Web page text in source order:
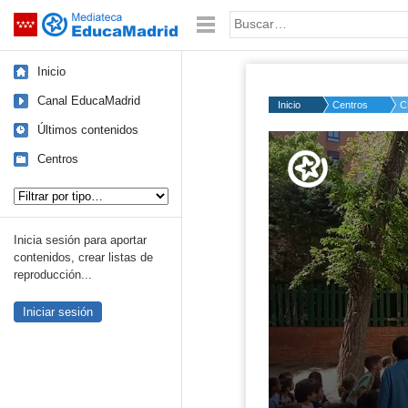
Saltar navegación Palabra o frase:
Inicio
Canal EducaMadrid
Últimos contenidos
Centros
Inicia sesión para aportar
contenidos, crear listas de
reproducción...
Iniciar sesión
Inicio Centros
Volume
50%